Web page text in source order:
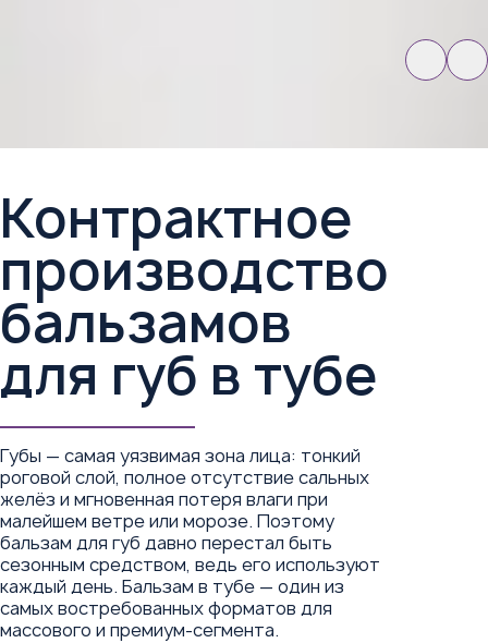
Контрактное
производство
бальзамов
для губ в тубе
Губы — самая уязвимая зона лица: тонкий
роговой слой, полное отсутствие сальных
желёз и мгновенная потеря влаги при
малейшем ветре или морозе. Поэтому
бальзам для губ давно перестал быть
сезонным средством, ведь его используют
каждый день. Бальзам в тубе — один из
самых востребованных форматов для
массового и премиум-сегмента.